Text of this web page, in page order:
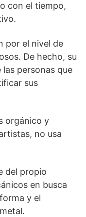
con el tiempo,
por el nivel de
De hecho, su
personas que
sus
orgánico y
no usa
del propio
en busca
y el